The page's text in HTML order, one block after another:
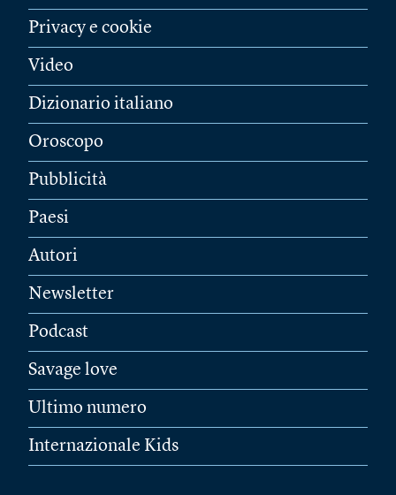
Privacy e cookie
Video
Dizionario italiano
Oroscopo
Pubblicità
Paesi
Autori
Newsletter
Podcast
Savage love
Ultimo numero
Internazionale Kids